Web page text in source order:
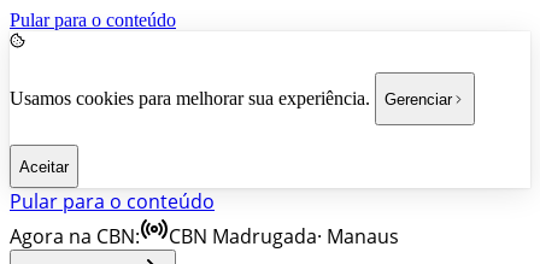
Pular para o conteúdo
Usamos cookies para melhorar sua experiência. Gerenciar
Aceitar
Pular para o conteúdo
Agora na CBN:
CBN Madrugada· Manaus